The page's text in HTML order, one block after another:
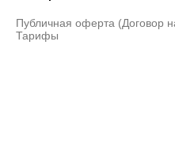
Публичная оферта (Договор
Тарифы